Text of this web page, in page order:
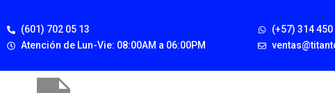
(601) 702 05 13
Atención de Lun-Vie: 08:00AM a 06:00PM
(+57) 314 450